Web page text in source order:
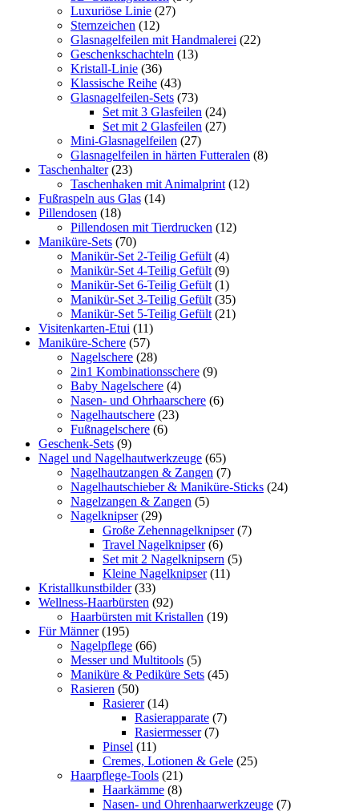
Luxuriöse Linie (27)
Sternzeichen (12)
Glasnagelfeilen mit Handmalerei (22)
Geschenkschachteln (13)
Kristall-Linie (36)
Klassische Reihe (43)
Glasnagelfeilen-Sets (73)
Set mit 3 Glasfeilen (24)
Set mit 2 Glasfeilen (27)
Mini-Glasnagelfeilen (27)
Glasnagelfeilen in härten Futteralen (8)
Taschenhalter (23)
Taschenhaken mit Animalprint (12)
Fußraspeln aus Glas (14)
Pillendosen (18)
Pillendosen mit Tierdrucken (12)
Maniküre-Sets (70)
Manikür-Set 2-Teilig Gefült (4)
Manikür-Set 4-Teilig Gefült (9)
Manikür-Set 6-Teilig Gefült (1)
Manikür-Set 3-Teilig Gefült (35)
Manikür-Set 5-Teilig Gefült (21)
Visitenkarten-Etui (11)
Maniküre-Schere (57)
Nagelschere (28)
2in1 Kombinationsschere (9)
Baby Nagelschere (4)
Nasen- und Ohrhaarschere (6)
Nagelhautschere (23)
Fußnagelschere (6)
Geschenk-Sets (9)
Nagel und Nagelhautwerkzeuge (65)
Nagelhautzangen & Zangen (7)
Nagelhautschieber & Maniküre-Sticks (24)
Nagelzangen & Zangen (5)
Nagelknipser (29)
Große Zehennagelknipser (7)
Travel Nagelknipser (6)
Set mit 2 Nagelknipsern (5)
Kleine Nagelknipser (11)
Kristallkunstbilder (33)
Wellness-Haarbürsten (92)
Haarbürsten mit Kristallen (19)
Für Männer (195)
Nagelpflege (66)
Messer und Multitools (5)
Maniküre & Pediküre Sets (45)
Rasieren (50)
Rasierer (14)
Rasierapparate (7)
Rasiermesser (7)
Pinsel (11)
Cremes, Lotionen & Gele (25)
Haarpflege-Tools (21)
Haarkämme (8)
Nasen- und Ohrenhaarwerkzeuge (7)